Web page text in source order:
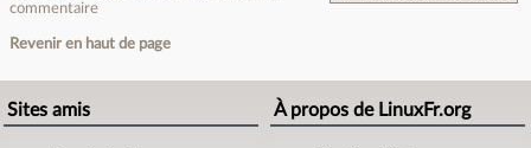
commentaire
Revenir en haut de page
Sites amis À propos de LinuxFr.org